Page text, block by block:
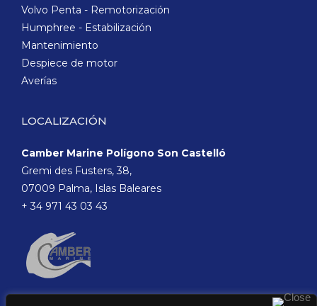
Volvo Penta - Remotorización
Humphree - Estabilización
Mantenimiento
Despiece de motor
Averías
LOCALIZACIÓN
Camber Marine Polígono Son Castelló
Gremi des Fusters, 38,
07009 Palma, Islas Baleares
+ 34 971 43 03 43